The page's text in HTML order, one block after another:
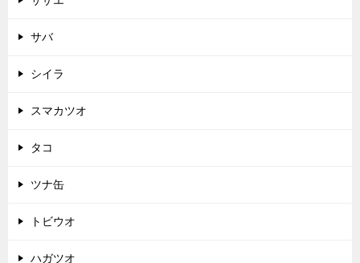
サバ
シイラ
スマカツオ
タコ
ツナ缶
トビウオ
ハガツオ